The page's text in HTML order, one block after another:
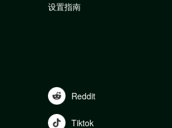
设置指南
Reddit
Tiktok